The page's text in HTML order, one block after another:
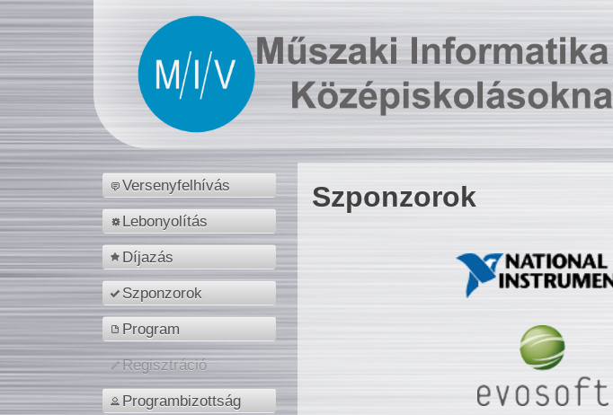
Versenyfelhívás
Lebonyolítás
Díjazás
Szponzorok
Program
Regisztráció
Programbizottság
Szponzorok